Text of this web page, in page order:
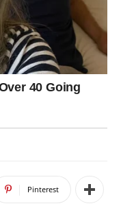
Pinterest